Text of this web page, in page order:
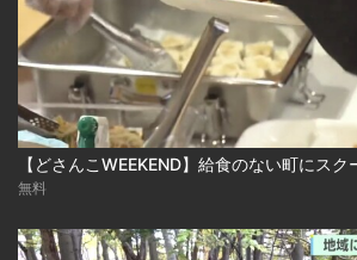
【どさんこWEEKEND】給食のない町にスク
無料